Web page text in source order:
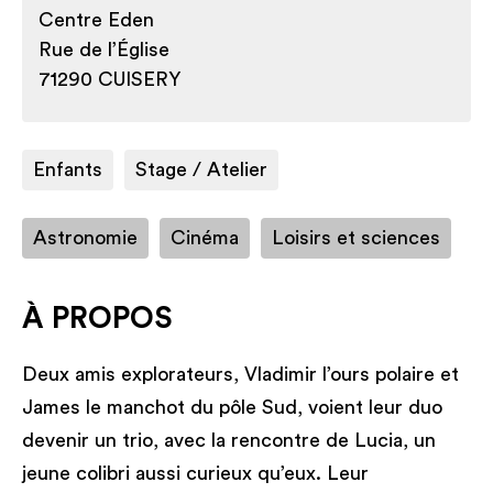
Centre Eden
Rue de l’Église
71290 CUISERY
Enfants Stage / Atelier
Astronomie Cinéma Loisirs et sciences
À PROPOS
Deux amis explorateurs, Vladimir l’ours polaire et
James le manchot du pôle Sud, voient leur duo
devenir un trio, avec la rencontre de Lucia, un
jeune colibri aussi curieux qu’eux. Leur